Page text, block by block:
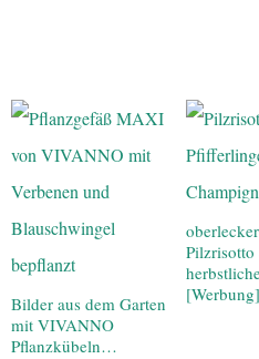
Bilder aus dem Garten
mit VIVANNO
Pflanzkübeln…
[Werbung]